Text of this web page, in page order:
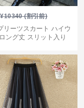
¥10340(割引前)
リーツスカート ハイウ
ング丈 スリット入り